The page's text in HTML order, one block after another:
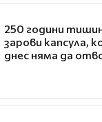
250 години
зарови капсула,
днес няма да